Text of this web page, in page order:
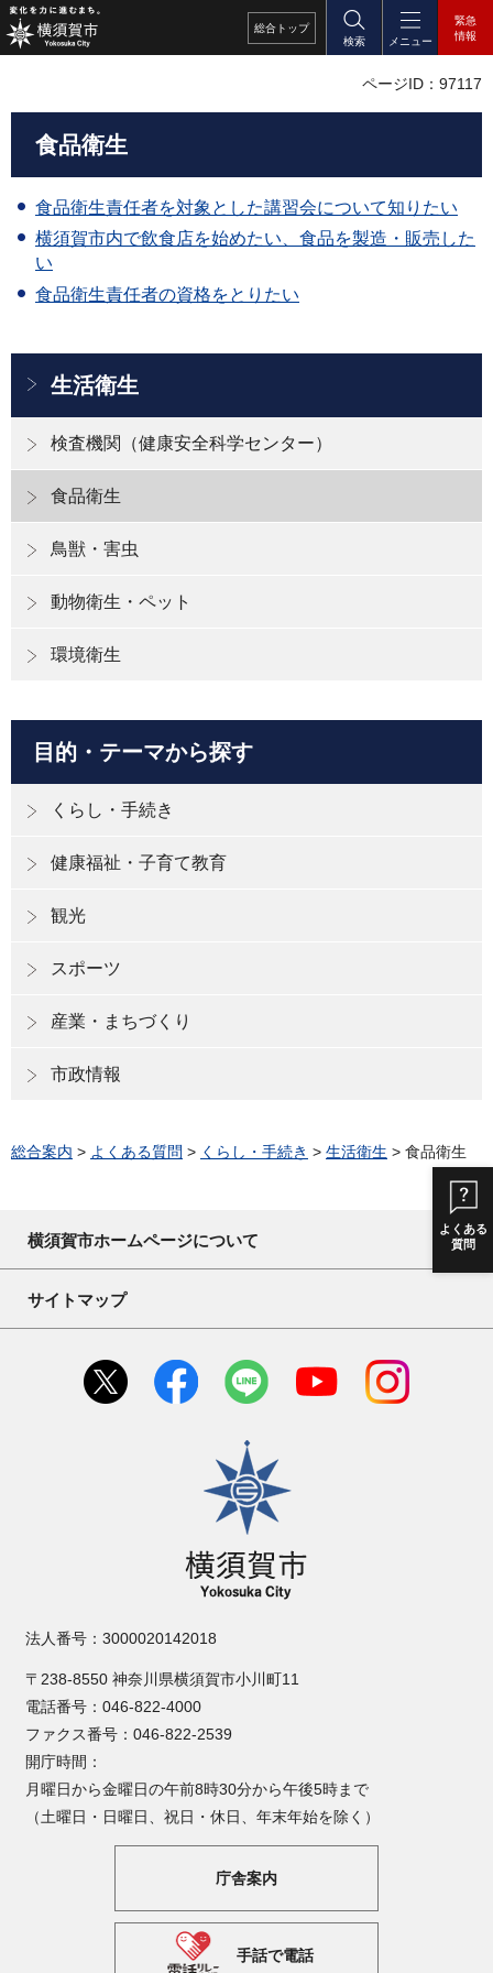
総合 トップ
検索
メニュー
緊急
情報
よくある
質問
ページID：97117
食品衛生
食品衛生責任者を対象とした講習会について知りたい
横須賀市内で飲食店を始めたい、食品を製造・販売した
い
食品衛生責任者の資格をとりたい
生活衛生
検査機関（健康安全科学センター）
食品衛生
鳥獣・害虫
動物衛生・ペット
環境衛生
目的・テーマから探す
くらし・手続き
健康福祉・子育て教育
観光
スポーツ
産業・まちづくり
市政情報
総合案内 > よくある質問 > くらし・手続き > 生活衛生 > 食品衛生
横須賀市ホームページについて
サイトマップ
横須賀市
法人番号：3000020142018
〒238-8550 神奈川県横須賀市小川町11
電話番号：046-822-4000
ファクス番号：046-822-2539
開庁時間：
月曜日から金曜日の午前8時30分から午後5時まで
（土曜日・日曜日、祝日・休日、年末年始を除く）
庁舎案内
手話で電話